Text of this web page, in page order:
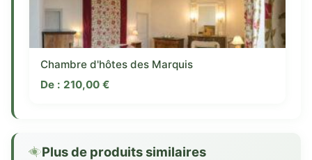
Chambre d'hôtes des Marquis
De : 210,00 €
Plus de produits similaires